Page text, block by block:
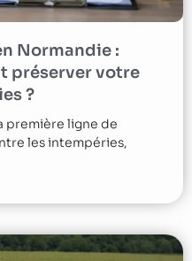
Normandie :
préserver votre
?
première ligne de
les intempéries,